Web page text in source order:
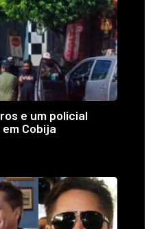
e um policial
Cobija